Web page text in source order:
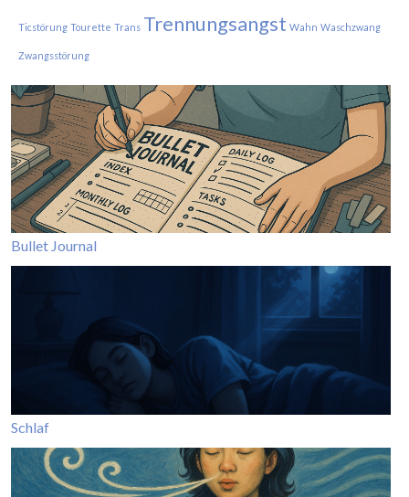
Ticstörung Tourette Trans Trennungsangst Wahn Waschzwang
Zwangsstörung
Bullet Journal
Schlaf